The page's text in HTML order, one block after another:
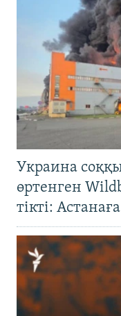
Украина
өртенген
тікті: